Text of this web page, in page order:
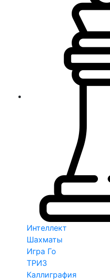
Интеллект
Шахматы
Игра Го
ТРИЗ
Каллиграфия